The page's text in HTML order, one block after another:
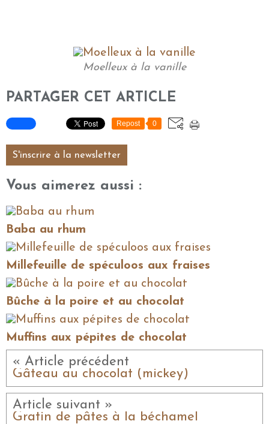
Moelleux à la vanille
PARTAGER CET ARTICLE
Repost 0
S'inscrire à la newsletter
Vous aimerez aussi :
Baba au rhum
Millefeuille de spéculoos aux fraises
Bûche à la poire et au chocolat
Muffins aux pépites de chocolat
« Article précédent
Gâteau au chocolat (mickey)
Article suivant »
Gratin de pâtes à la béchamel